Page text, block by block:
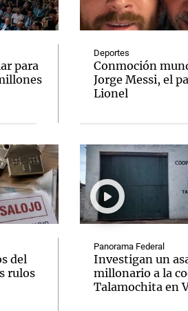
para
del
rulos
Deportes
Conmoción
Jorge Messi, el
Lionel
Panorama Federal
Investigan un
millonario a la
Talamochita en
Notas